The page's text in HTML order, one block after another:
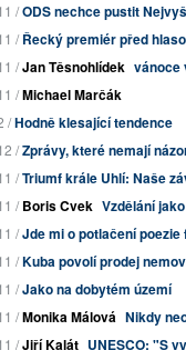
/ODS nechce pustit
/Řecký premiér před
/Jan Těsnohlídek vánoce
/Michael Marčák
/Hodně klesající tendence
/Zprávy, které nemají
/Triumf krále Uhlí: Naše
/Boris Cvek Vzdělání
/Jde mi o potlačení poezie
/Kuba povolí prodej
/Jako na dobytém území
/Monika Málová Nikdy
/Jiří Kalát UNESCO: "S